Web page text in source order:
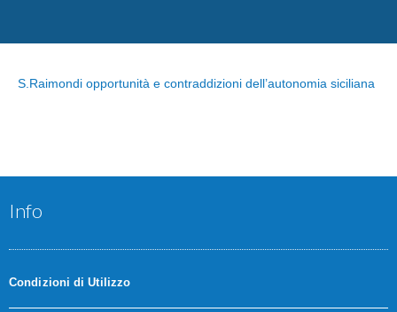
S.Raimondi opportunità e contraddizioni dell’autonomia siciliana
Info
Condizioni di Utilizzo